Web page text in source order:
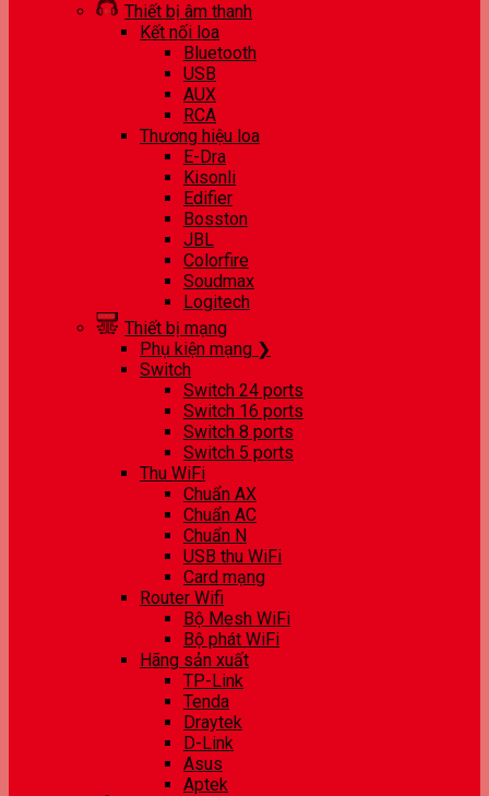
Thiết bị âm thanh
Kết nối loa
Bluetooth
USB
AUX
RCA
Thương hiệu loa
E-Dra
Kisonli
Edifier
Bosston
JBL
Colorfire
Soudmax
Logitech
Thiết bị mạng
Phụ kiện mạng ❯
Switch
Switch 24 ports
Switch 16 ports
Switch 8 ports
Switch 5 ports
Thu WiFi
Chuẩn AX
Chuẩn AC
Chuẩn N
USB thu WiFi
Card mạng
Router Wifi
Bộ Mesh WiFi
Bộ phát WiFi
Hãng sản xuất
TP-Link
Tenda
Draytek
D-Link
Asus
Aptek